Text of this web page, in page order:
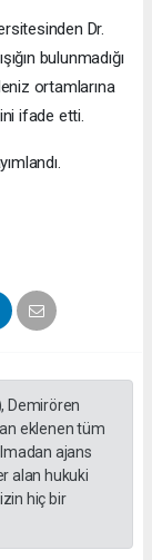
Dr.
bulunmadığı
ortamlarına
ifade etti.
Demirören
eklenen tüm
ajans
alan hukuki
hiç bir